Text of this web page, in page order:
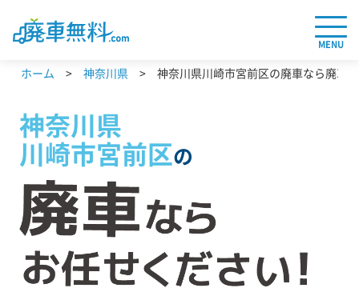
MENU
ホーム 神奈川県 神奈川県川崎市宮前区の廃車なら廃車
神奈川県
川崎市宮前区の